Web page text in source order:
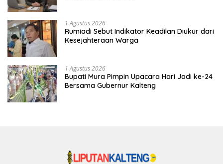
1 Agustus 2026
Rumiadi Sebut Indikator Keadilan Diukur dari
Kesejahteraan Warga
1 Agustus 2026
Bupati Mura Pimpin Upacara Hari Jadi ke-24
Bersama Gubernur Kalteng